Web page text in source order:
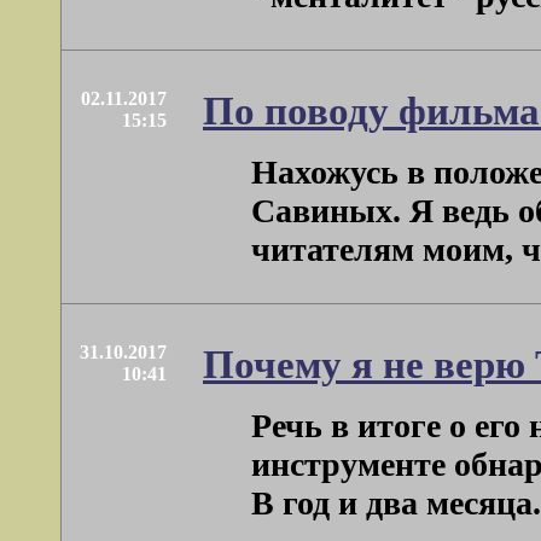
02.11.2017
15:15
По поводу
Нахожусь в
Савиных. Я ведь
читателям моим,
31.10.2017
10:41
Почему я не верю
Речь в итоге о
инструменте
В год и два